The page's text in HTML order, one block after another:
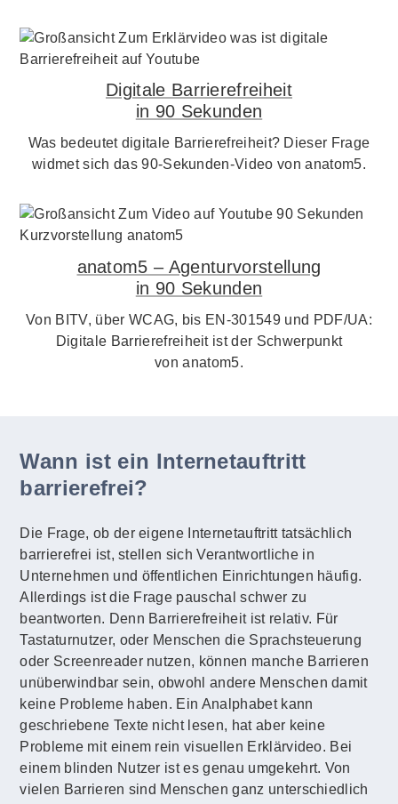
Digitale Barrierefreiheit
in 90 Sekunden
Was bedeutet digitale Barrierefreiheit? Dieser Frage
widmet sich das 90-Sekunden-Video von anatom5.
anatom5 – Agenturvorstellung
in 90 Sekunden
Von BITV, über WCAG, bis EN-301549 und PDF/UA:
Digitale Barrierefreiheit ist der Schwerpunkt
von anatom5.
Wann ist ein Internetauftritt
barrierefrei?
Die Frage, ob der eigene Internetauftritt tatsächlich
barrierefrei ist, stellen sich Verantwortliche in
Unternehmen und öffentlichen Einrichtungen häufig.
Allerdings ist die Frage pauschal schwer zu
beantworten. Denn Barrierefreiheit ist relativ. Für
Tastaturnutzer, oder Menschen die Sprachsteuerung
oder Screenreader nutzen, können manche Barrieren
unüberwindbar sein, obwohl andere Menschen damit
keine Probleme haben. Ein Analphabet kann
geschriebene Texte nicht lesen, hat aber keine
Probleme mit einem rein visuellen Erklärvideo. Bei
einem blinden Nutzer ist es genau umgekehrt. Von
vielen Barrieren sind Menschen ganz unterschiedlich